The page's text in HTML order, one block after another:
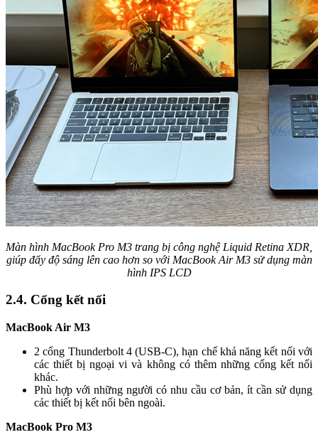
Màn hình MacBook Pro M3 trang bị công nghệ Liquid Retina XDR,
giúp đẩy độ sáng lên cao hơn so với MacBook Air M3 sử dụng màn
hình IPS LCD
2.4. Cổng kết nối
MacBook Air M3
2 cổng Thunderbolt 4 (USB-C), hạn chế khả năng kết nối với
các thiết bị ngoại vi và không có thêm những cổng kết nối
khác.
Phù hợp với những người có nhu cầu cơ bản, ít cần sử dụng
các thiết bị kết nối bên ngoài.
MacBook Pro M3